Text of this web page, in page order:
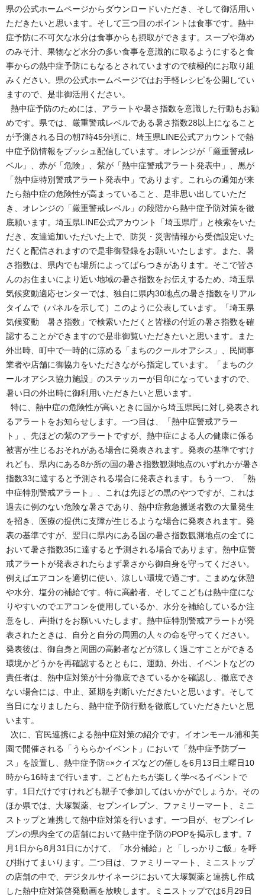
県の公式ホームページからダウンロードいただき、そして御活用い
ただきたいと思います。そして三つ目のポイントは食事です。熱中
症予防に不可欠な水分は食事からも摂取ができます。スープや薄め
のみそ汁、果物など水分の多い食事を意識的に取るようにすると食
事からの熱中症予防にもなるとされていますので積極的にお取り組
みください。県の公式ホームページではお手軽レシピを公開してい
ますので、是非御活用ください。
熱中症予防のためには、アラートや暑さ指数を意識した行動もお勧
めです。県では、厳重警戒レベルである暑さ指数28以上になること
が予測される日の朝7時45分頃に、埼玉県LINE公式アカウントで熱
中症予防情報をプッシュ配信しています。オレンジが「厳重警戒レ
ベル」、赤が「危険」、紫が「熱中症警戒アラート発表中」、黒が
「熱中症特別警戒アラート発表中」であります。これらの通知が来
たら熱中症の危険性が高まっていること、是非思い出していただ
き、オレンジの「厳重警戒レベル」の段階から熱中症予防対策を徹
底願います。埼玉県LINE公式アカウント「埼玉県庁」と検索をいた
だき、友達追加いただいた上で、防災・災害情報から受信設定いた
だくと配信されますので是非御登録をお願いいたします。また、暑
さ指数は、県内でも場所によってばらつきがあります。そこで皆さ
んのお住まいにより近い地域の暑さ指数をお伝えするため、埼玉県
気候変動適応センターでは、独自に県内30地点の暑さ指数をリアル
タイムで（パネルを示して）このように公表しています。「埼玉県
気候変動 暑さ指数」で検索いただくと皆様の付近の暑さ指数を確
認することができますので是非御覧いただきたいと思います。また
外出時、町中で一時的に涼める「まちのクールオアシス」、民間事
業者や店舗に御協力をいただきながら指定しています。「まちのク
ールオアシス協力施設」のステッカーが目印になっていますので、
暑い日の外出時に御利用いただきたいと思います。
特に、熱中症の危険性が高いときに国から埼玉県民に対し発表され
るアラートをお知らせします。一つ目は、「熱中症警戒アラー
ト」、先ほどの紫のアラートですが、熱中症による人の健康に係る
被害が生じるおそれがある場合に発表されます。発表の基準ですけ
れども、県内にある8か所の国の暑さ指数観測地点のいずれかが暑さ
指数33に達すると予測される場合に発表されます。もう一つ、「熱
中症特別警戒アラート」、これは先ほどの黒のやつですが、これは
過去に例のない危険な暑さであり、熱中症救急搬送者数の大量発生
を招き、医療の提供に支障が生じるような場合に発表されます。発
表の基準ですが、翌日に県内にある国の暑さ指数観測地点の全てに
おいて暑さ指数35に達すると予測される場合であります。熱中症警
戒アラートが発表されたらまず暑さから御自身を守ってください。
例えばエアコンを適切に使い、涼しい環境で過ごす。こまめな休憩
や水分、塩分の補給です。特に高齢者、そしてこどもは熱中症にな
りやすいのでエアコンを使用しているか、水分を補給しているか注
意をし、声掛けをお願いいたします。熱中症特別警戒アラートが発
表されたときは、自分と自分の周囲の人々の命を守ってください。
発表後は、御自身と周囲の高齢者などが涼しく過ごすことができる
環境かどうかを再確認するとともに、運動、外出、イベントなどの
責任者は、熱中症対策が十分徹底できているかを確認し、徹底でき
ない場合には、中止、延期を判断いただきたいと思います。そして
当日になりましたら、熱中症予防行動を徹底していただきたいと思
います。
次に、官民連携による熱中症対策の紹介です。イオンモール浦和美
園で開催される「うららかイベント」において「熱中症予防ブー
ス」を設置し、熱中症予防○×クイズなどの催しを6月13日土曜日10
時から16時まで行います。こどもたちが楽しく学べるイベントで
す。1日だけですけれども親子で参加してはいかがでしょうか。その
ほか県では、大塚製薬、セブンイレブン、ファミリーマート、ミニ
ストップと連携して熱中症対策を行います。一つ目が、セブンイレ
ブンの県内全ての店舗において熱中症予防のPOPを掲示します。7
月1日から8月31日にかけて、「水分補給」と「しっかりご飯」を呼
び掛けてまいります。二つ目は、ファミリーマート、ミニストップ
の店舗の中で、デジタルサイネージにおいて大塚製薬と連携し作成
した熱中症対策啓発動画を放映します。ミニストップでは6月29日